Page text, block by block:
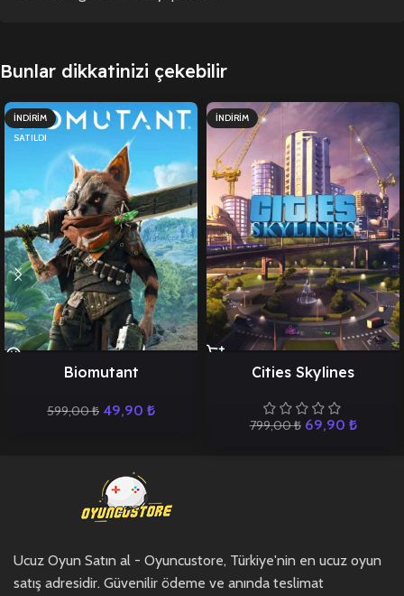
Bunlar dikkatinizi çekebilir
İNDIRIM
SATILDI
Biomutant
599,00₺ 49,90 ₺
İNDIRIM
Cities Skylines
799,00₺ 69,90 ₺
Ucuz Oyun Satın al - Oyuncustore, Türkiye'nin en ucuz oyun
satış adresidir. Güvenilir ödeme ve anında teslimat